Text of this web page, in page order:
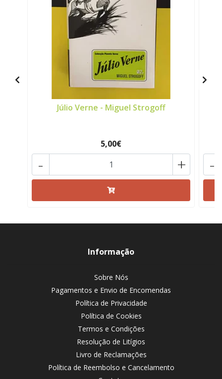
Júlio Verne - Miguel Strogoff
5,00€
+
- -
Informação
Sobre Nós
Pagamentos e Envio de Encomendas
Política de Privacidade
Política de Cookies
Termos e Condições
Resolução de Litígios
Livro de Reclamações
Política de Reembolso e Cancelamento